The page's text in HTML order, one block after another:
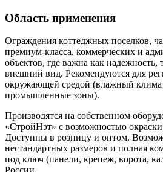
Область применения
Ограждения коттеджных поселков,
премиум-класса, коммерческих и
объектов, где важна как надежность,
внешний вид. Рекомендуются для
окружающей средой (влажный
промышленные зоны).
Производятся на собственном
«СтройНэт» с возможностью
Доступны в розницу и оптом.
нестандартных размеров и полная
под ключ (панели, крепеж, ворота,